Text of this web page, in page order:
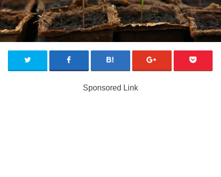
Sponsored Link